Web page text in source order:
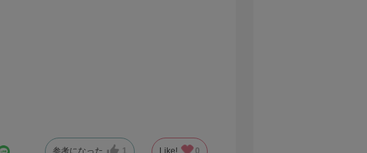
1) (CIPA規格準拠)
参考になった 1 Like! 0